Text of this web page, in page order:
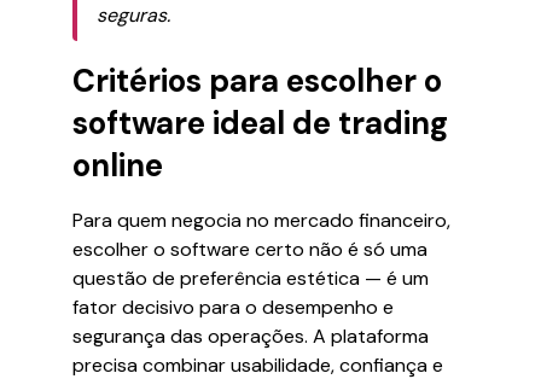
seguras.
Critérios para escolher o
software ideal de trading
online
Para quem negocia no mercado financeiro,
escolher o software certo não é só uma
questão de preferência estética — é um
fator decisivo para o desempenho e
segurança das operações. A plataforma
precisa combinar usabilidade, confiança e